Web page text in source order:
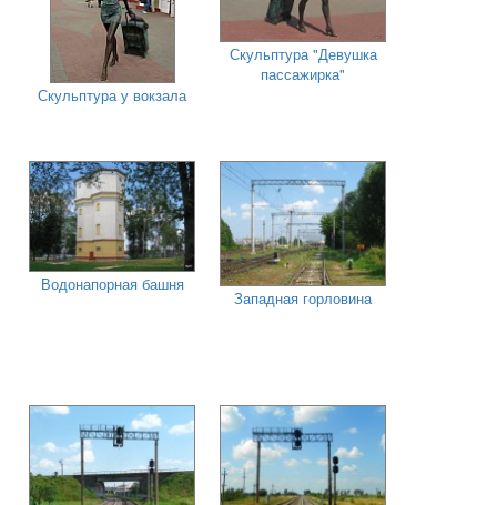
Скульптура у вокзала
Скульптура "Девушка
пассажирка"
Водонапорная башня
Западная горловина